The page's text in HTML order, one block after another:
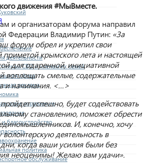
деятельности
СВО и членам их семей
сфера
реклама
управление
благоустройство
политика
обслуживание
движения #МыВместе.
и организаторам форума направил
Федерации Владимир Путин: «За
форум обрел и укрепил свои
приметой крымского лета и настоящей
для одаренной, инициативной
воплощать смелые, содержательные
и начинания. <…>
ет успешно, будет содействовать
становлению, поможет обрести
И, конечно, хочу
волонтерскую деятельность в
когда ваши усилия были без
неоценимы!Желаю вам удачи».